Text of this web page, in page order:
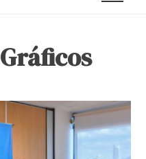
Gráficos